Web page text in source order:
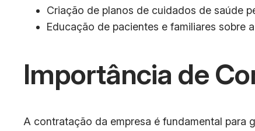
Criação de planos de cuidados de saúde
Educação de pacientes e familiares sobre
Importância de
A contratação da empresa é fundamental para